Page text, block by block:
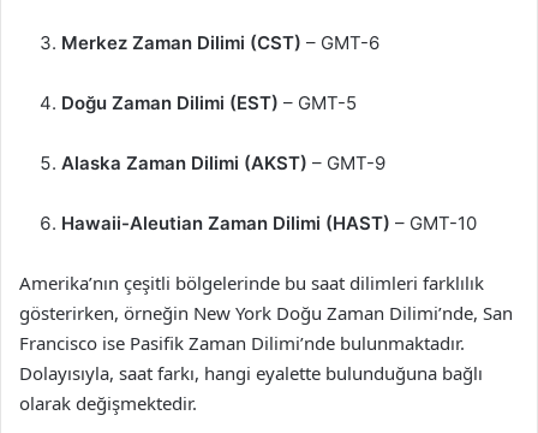
Merkez Zaman Dilimi (CST) – GMT-6
Doğu Zaman Dilimi (EST) – GMT-5
Alaska Zaman Dilimi (AKST) – GMT-9
Hawaii-Aleutian Zaman Dilimi (HAST) – GMT-10
Amerika’nın çeşitli bölgelerinde bu saat dilimleri farklılık
gösterirken, örneğin New York Doğu Zaman Dilimi’nde, San
Francisco ise Pasifik Zaman Dilimi’nde bulunmaktadır.
Dolayısıyla, saat farkı, hangi eyalette bulunduğuna bağlı
olarak değişmektedir.